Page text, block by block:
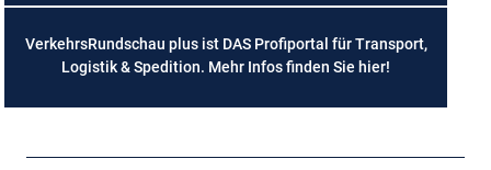
VerkehrsRundschau plus ist DAS Profiportal für Transport,
Logistik & Spedition. Mehr Infos finden Sie hier!